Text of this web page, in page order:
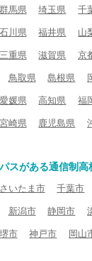
群馬県 埼玉県 千
石川県 福井県 山
三重県 滋賀県 京
鳥取県 島根県
愛媛県 高知県 福
宮崎県 鹿児島県
スがある通信制
さいたま市 千葉市
新潟市 静岡市
堺市 神戸市 岡山